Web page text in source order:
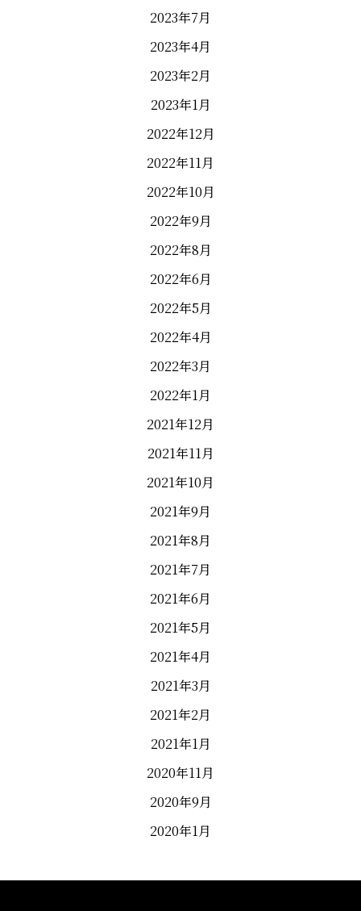
2023年7月
2023年4月
2023年2月
2023年1月
2022年12月
2022年11月
2022年10月
2022年9月
2022年8月
2022年6月
2022年5月
2022年4月
2022年3月
2022年1月
2021年12月
2021年11月
2021年10月
2021年9月
2021年8月
2021年7月
2021年6月
2021年5月
2021年4月
2021年3月
2021年2月
2021年1月
2020年11月
2020年9月
2020年1月